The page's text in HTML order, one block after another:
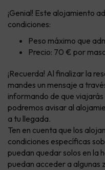
¡Genial! Este alojamiento
condiciones:
Peso máximo que
Precio: 70 € por
¡Recuerda! Al finalizar la
mandes un mensaje a
informando de que
podremos avisar al
a tu llegada.
Ten en cuenta que los
condiciones específicas
puedan quedar solos en la
puedan acceder a algunas